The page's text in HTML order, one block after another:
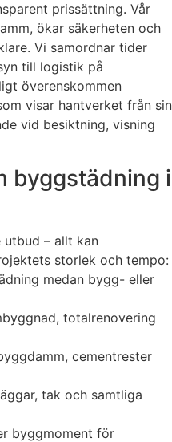
prissättning. Vår
ökar säkerheten och
Vi samordnar tider
till logistik på
överenskommen
visar hantverket från sin
vid besiktning, visning
byggstädning i
utbud – allt kan
storlek och tempo:
medan bygg- eller
totalrenovering
cementrester
tak och samtliga
byggmoment för